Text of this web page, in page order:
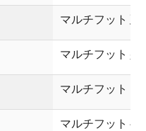
マルチフット
マルチフット 壁
マルチフット ト
マルチフット